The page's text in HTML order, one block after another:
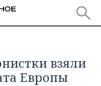
взяли
Европы